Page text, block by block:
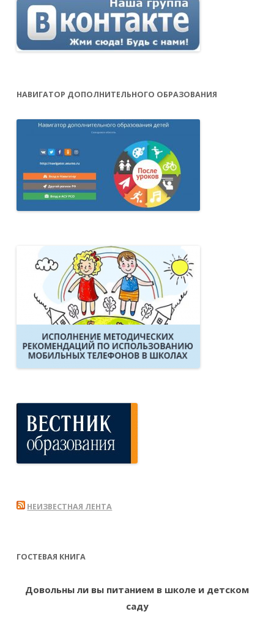
НАВИГАТОР ДОПОЛНИТЕЛЬНОГО ОБРАЗОВАНИЯ
НЕИЗВЕСТНАЯ ЛЕНТА
ГОСТЕВАЯ КНИГА
Довольны ли вы питанием в школе и детском
саду